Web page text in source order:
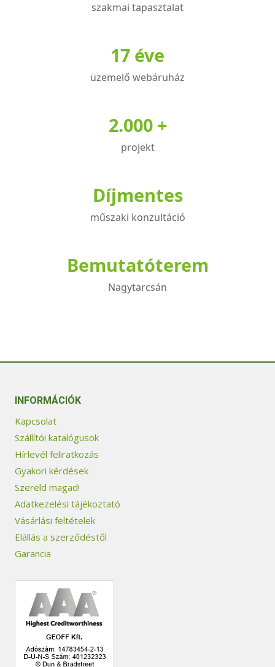
változatok
választhatók
ki
szakmai tapasztalat
17 éve
üzemelő webáruház
2.000 +
projekt
Díjmentes
műszaki konzultáció
Bemutatóterem
Nagytarcsán
INFORMÁCIÓK
Kapcsolat
Szállítói katalógusok
Hírlevél feliratkozás
Gyakori kérdések
Szereld magad!
Adatkezelési tájékoztató
Vásárlási feltételek
Elállás a szerződéstől
Garancia